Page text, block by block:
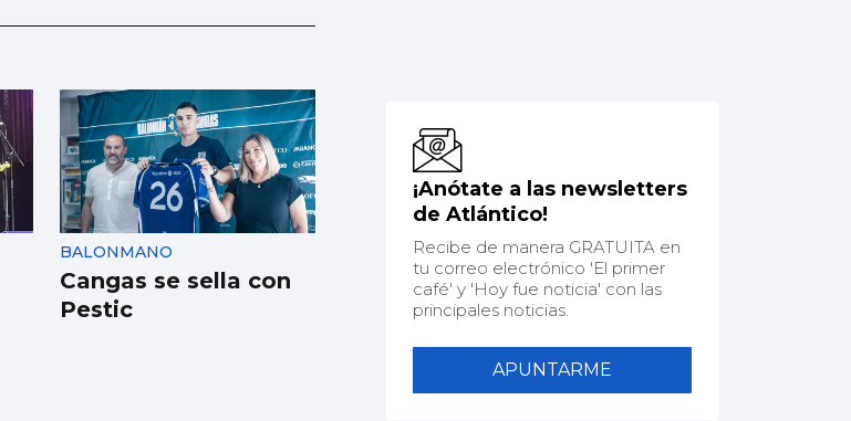
BALONMANO
Cangas se sella con
Pestic
¡Anótate a las newsletters
de Atlántico!
Recibe de manera GRATUITA en
tu correo electrónico 'El primer
café' y 'Hoy fue noticia' con las
principales noticias.
APUNTARME